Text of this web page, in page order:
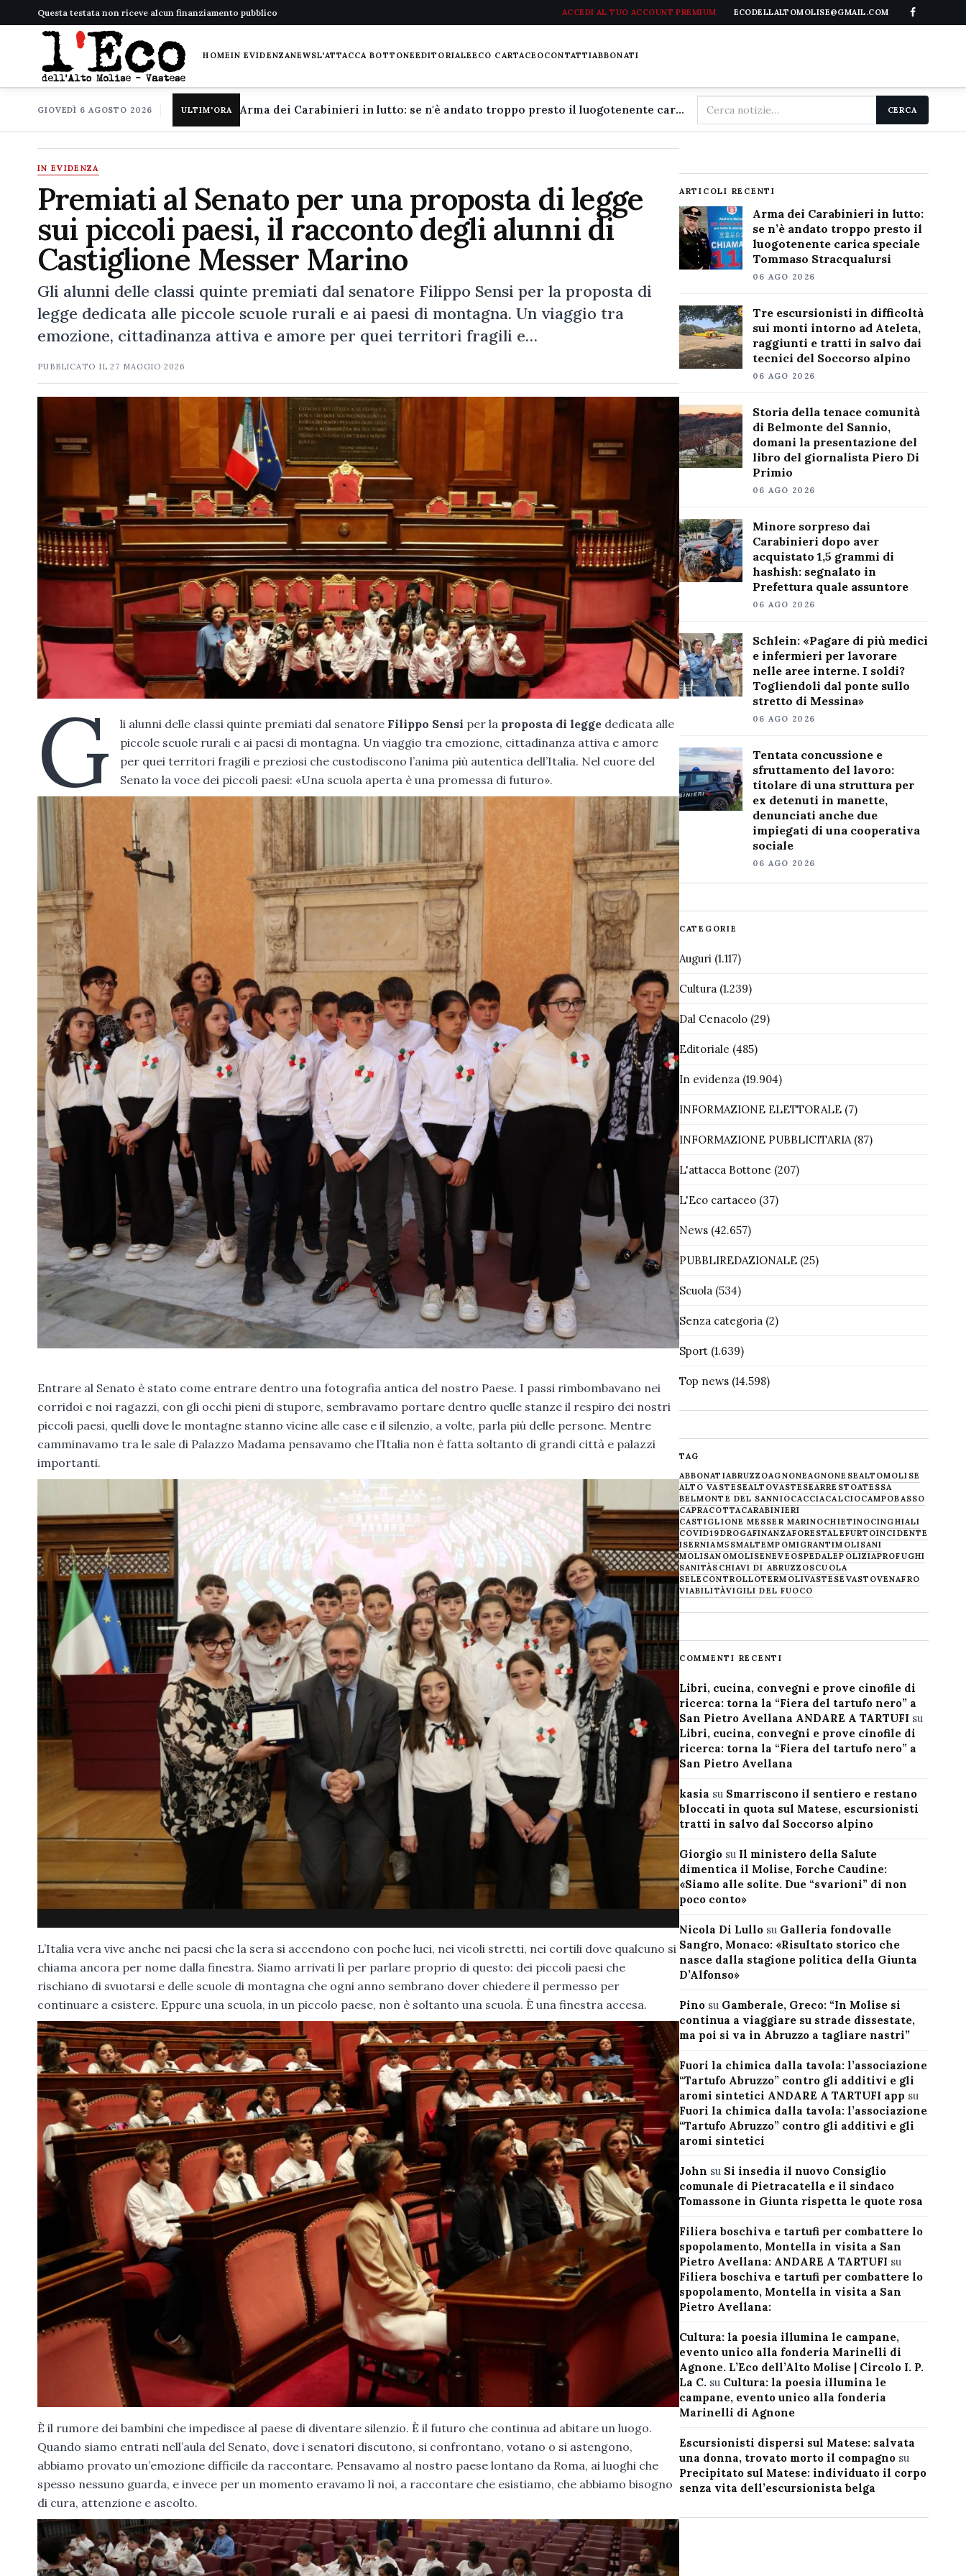
Questa testata non riceve alcun finanziamento pubblico ACCEDI AL TUO ACCOUNT PREMIUM ECODELLALTOMOLISE@GMAIL.COM
HOMEIN EVIDENZANEWSL'ATTACCA BOTTONEEDITORIALEECO CARTACEOCONTATTIABBONATI
GIOVEDÌ 6 AGOSTO 2026 ULTIM'ORA Arma dei Carabinieri in lutto: se n'è andato troppo presto il luogotenente carica speciale Tommaso Stracqualursi
Cerca
nel
CERCA
IN EVIDENZA
Premiati al Senato per una proposta di legge
sui piccoli paesi, il racconto degli alunni di
Castiglione Messer Marino
Gli alunni delle classi quinte premiati dal senatore Filippo Sensi per la proposta di
legge dedicata alle piccole scuole rurali e ai paesi di montagna. Un viaggio tra
emozione, cittadinanza attiva e amore per quei territori fragili e…
PUBBLICATO IL27 MAGGIO 2026
G li alunni delle classi quinte premiati dal senatore Filippo Sensi per la proposta di legge dedicata alle
piccole scuole rurali e ai paesi di montagna. Un viaggio tra emozione, cittadinanza attiva e amore
per quei territori fragili e preziosi che custodiscono l’anima più autentica dell’Italia. Nel cuore del
Senato la voce dei piccoli paesi: «Una scuola aperta è una promessa di futuro».
Entrare al Senato è stato come entrare dentro una fotografia antica del nostro Paese. I passi rimbombavano nei
corridoi e noi ragazzi, con gli occhi pieni di stupore, sembravamo portare dentro quelle stanze il respiro dei nostri
piccoli paesi, quelli dove le montagne stanno vicine alle case e il silenzio, a volte, parla più delle persone. Mentre
camminavamo tra le sale di Palazzo Madama pensavamo che l’Italia non è fatta soltanto di grandi città e palazzi
importanti.
L’Italia vera vive anche nei paesi che la sera si accendono con poche luci, nei vicoli stretti, nei cortili dove qualcuno si
chiama ancora per nome dalla finestra. Siamo arrivati lì per parlare proprio di questo: dei piccoli paesi che
rischiano di svuotarsi e delle scuole di montagna che ogni anno sembrano dover chiedere il permesso per
continuare a esistere. Eppure una scuola, in un piccolo paese, non è soltanto una scuola. È una finestra accesa.
È il rumore dei bambini che impedisce al paese di diventare silenzio. È il futuro che continua ad abitare un luogo.
Quando siamo entrati nell’aula del Senato, dove i senatori discutono, si confrontano, votano o si astengono,
abbiamo provato un’emozione difficile da raccontare. Pensavamo al nostro paese lontano da Roma, ai luoghi che
spesso nessuno guarda, e invece per un momento eravamo lì noi, a raccontare che esistiamo, che abbiamo bisogno
di cura, attenzione e ascolto.
ARTICOLI RECENTI
Arma dei Carabinieri in lutto:
se n’è andato troppo presto il
luogotenente carica speciale
Tommaso Stracqualursi
06 AGO 2026
Tre escursionisti in difficoltà
sui monti intorno ad Ateleta,
raggiunti e tratti in salvo dai
tecnici del Soccorso alpino
06 AGO 2026
Storia della tenace comunità
di Belmonte del Sannio,
domani la presentazione del
libro del giornalista Piero Di
Primio
06 AGO 2026
Minore sorpreso dai
Carabinieri dopo aver
acquistato 1,5 grammi di
hashish: segnalato in
Prefettura quale assuntore
06 AGO 2026
Schlein: «Pagare di più medici
e infermieri per lavorare
nelle aree interne. I soldi?
Togliendoli dal ponte sullo
stretto di Messina»
06 AGO 2026
Tentata concussione e
sfruttamento del lavoro:
titolare di una struttura per
ex detenuti in manette,
denunciati anche due
impiegati di una cooperativa
sociale
06 AGO 2026
CATEGORIE
Auguri(1.117)
Cultura(1.239)
Dal Cenacolo(29)
Editoriale (485)
In evidenza(19.904)
INFORMAZIONE ELETTORALE(7)
INFORMAZIONE PUBBLICITARIA(87)
L'attacca Bottone (207)
L'Eco cartaceo(37)
News(42.657)
PUBBLIREDAZIONALE(25)
Scuola(534)
Senza categoria(2)
Sport(1.639)
Top news(14.598)
TAG
ABBONATIABRUZZOAGNONEAGNONESEALTOMOLISE
ALTO VASTESEALTOVASTESEARRESTOATESSA
BELMONTE DEL SANNIOCACCIACALCIOCAMPOBASSO
CAPRACOTTACARABINIERI
CASTIGLIONE MESSER MARINOCHIETINOCINGHIALI
COVID19DROGAFINANZAFORESTALEFURTOINCIDENTE
ISERNIAM5SMALTEMPOMIGRANTIMOLISANI
MOLISANOMOLISENEVE OSPEDALEPOLIZIAPROFUGHI
SANITÀSCHIAVI DI ABRUZZOSCUOLA
SELECONTROLLOTERMOLIVASTESE VASTOVENAFRO
VIABILITÀVIGILI DEL FUOCO
COMMENTI RECENTI
Libri, cucina, convegni e prove cinofile di
ricerca: torna la “Fiera del tartufo nero” a
San Pietro Avellana ANDARE A TARTUFI su
Libri, cucina, convegni e prove cinofile di
ricerca: torna la “Fiera del tartufo nero” a
San Pietro Avellana
kasia su Smarriscono il sentiero e restano
bloccati in quota sul Matese, escursionisti
tratti in salvo dal Soccorso alpino
Giorgiosu Il ministero della Salute
dimentica il Molise, Forche Caudine:
«Siamo alle solite. Due “svarioni” di non
poco conto»
Nicola Di Lullosu Galleria fondovalle
Sangro, Monaco: «Risultato storico che
nasce dalla stagione politica della Giunta
D’Alfonso»
Pinosu Gamberale, Greco: “In Molise si
continua a viaggiare su strade dissestate,
ma poi si va in Abruzzo a tagliare nastri”
Fuori la chimica dalla tavola: l’associazione
“Tartufo Abruzzo” contro gli additivi e gli
aromi sintetici ANDARE A TARTUFI app su
Fuori la chimica dalla tavola: l’associazione
“Tartufo Abruzzo” contro gli additivi e gli
aromi sintetici
John su Si insedia il nuovo Consiglio
comunale di Pietracatella e il sindaco
Tomassone in Giunta rispetta le quote rosa
Filiera boschiva e tartufi per combattere lo
spopolamento, Montella in visita a San
Pietro Avellana: ANDARE A TARTUFI su
Filiera boschiva e tartufi per combattere lo
spopolamento, Montella in visita a San
Pietro Avellana:
Cultura: la poesia illumina le campane,
evento unico alla fonderia Marinelli di
Agnone. L’Eco dell’Alto Molise | Circolo I. P.
La C. su Cultura: la poesia illumina le
campane, evento unico alla fonderia
Marinelli di Agnone
Escursionisti dispersi sul Matese: salvata
una donna, trovato morto il compagnosu
Precipitato sul Matese: individuato il corpo
senza vita dell’escursionista belga